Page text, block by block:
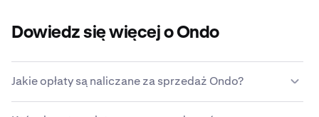
Dowiedz się więcej o Ondo
Jakie opłaty są naliczane za sprzedaż Ondo?